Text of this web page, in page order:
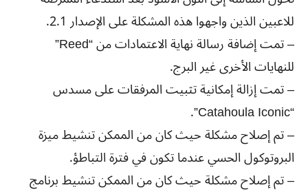
للاعبين الذين واجهوا هذه المشكلة على الإصدار 2.1.
– تمت إضافة رسالة نهاية الاعتمادات من “Reed”
للنهايات الأخرى غير البرج.
– تمت إزالة إمكانية تثبيت المرفقات على مسدس
“Catahoula Iconic”.
– تم إصلاح مشكلة حيث كان من الممكن تنشيط ميزة
البروتوكول الحسي عندما تكون في فترة التباطؤ.
– تم إصلاح مشكلة حيث كان من الممكن تنشيط برنامج